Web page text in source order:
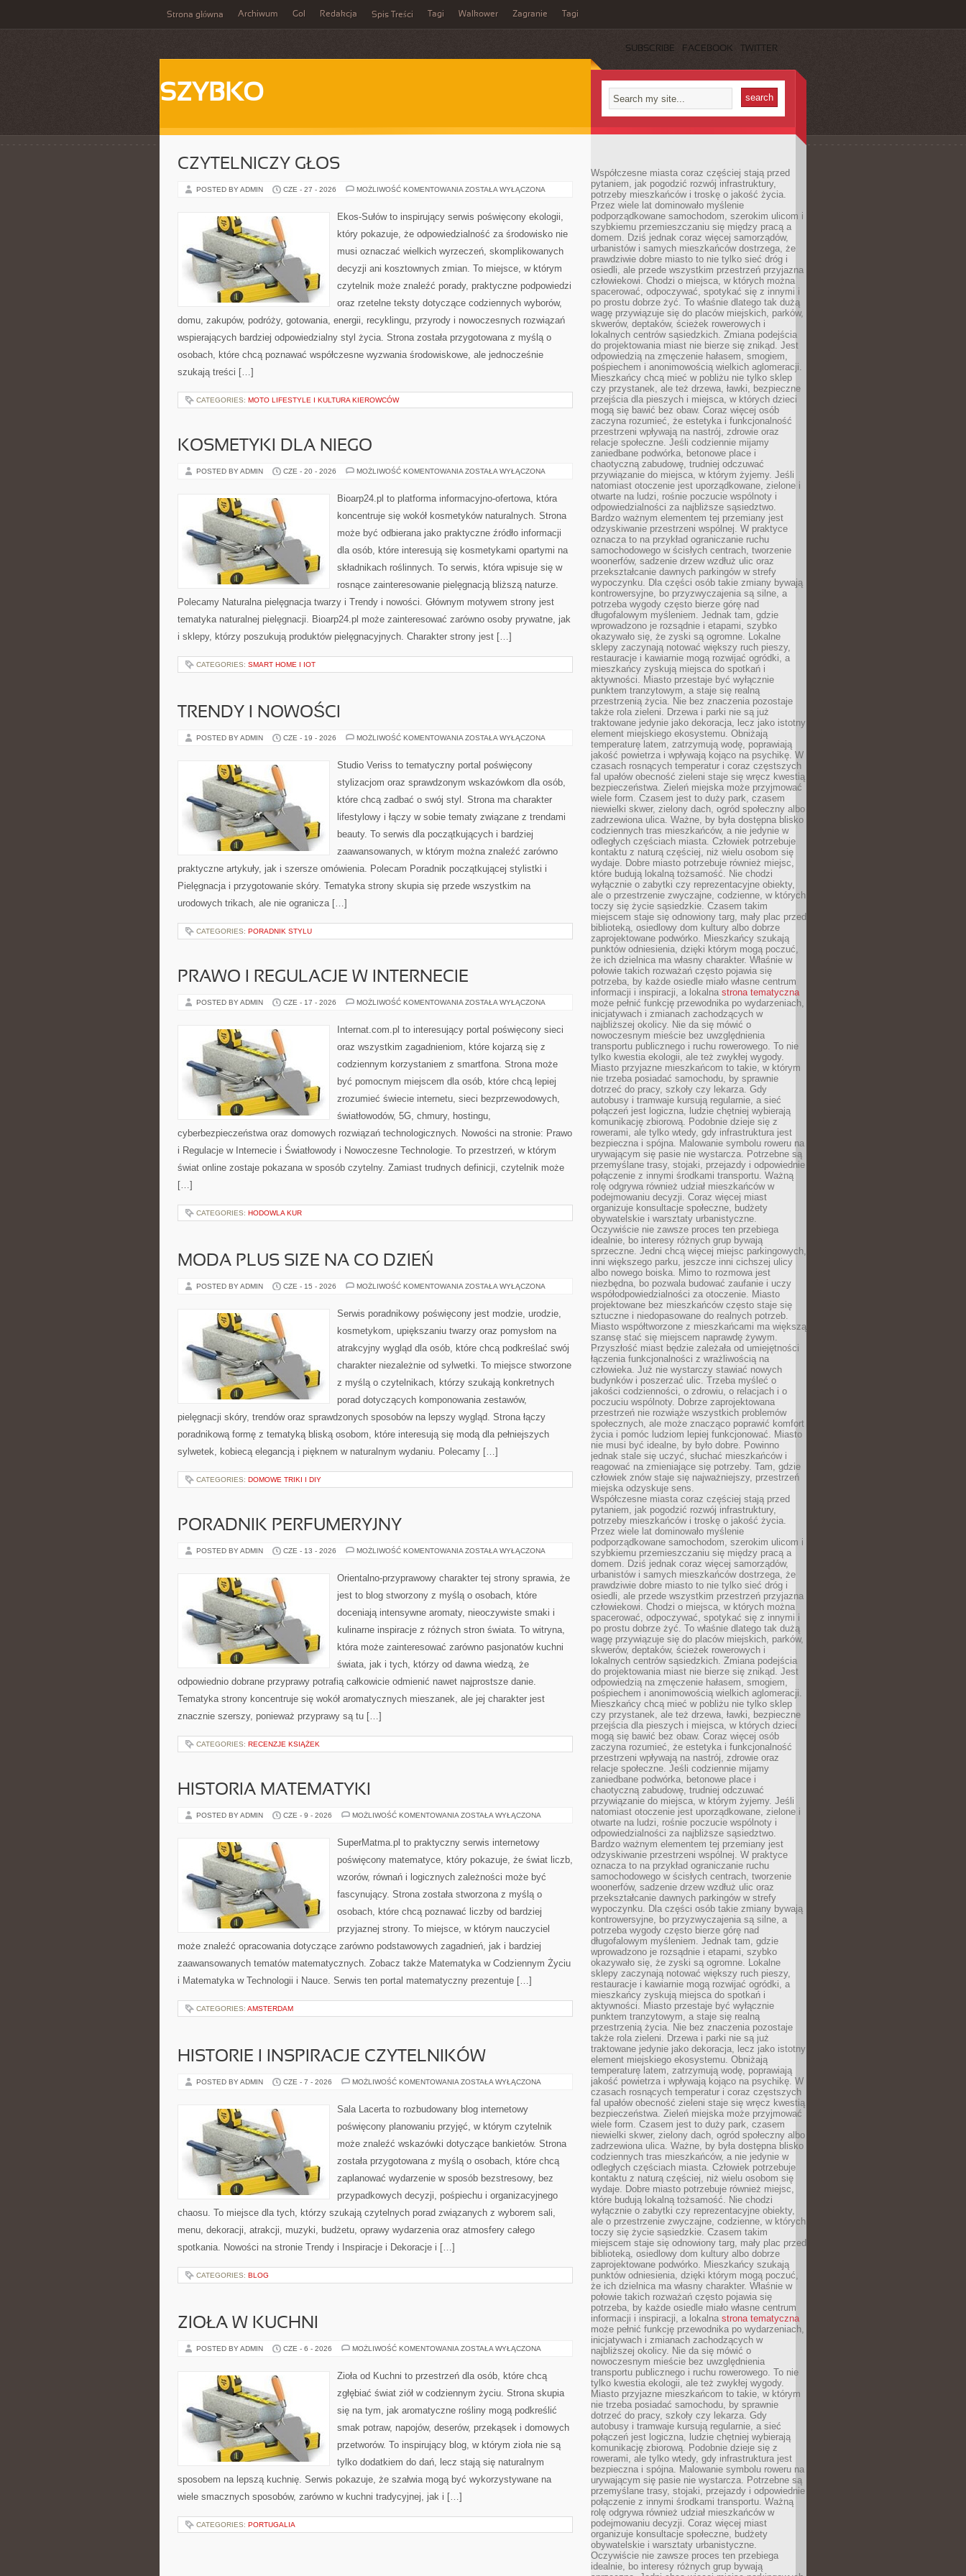
Strona główna Archiwum Gol Redakcja Spis Treści Tagi Walkower Zagranie Tagi
SUBSCRIBE FACEBOOK TWITTER
SZYBKO
CZYTELNICZY GŁOS
POSTED BY ADMIN CZE - 27 - 2026 MOŻLIWOŚĆ KOMENTOWANIA CZYTELNICZY
ZOSTAŁA WYŁĄCZONA
Ekos-Sułów to inspirujący serwis poświęcony ekologii,
który pokazuje, że odpowiedzialność za środowisko nie
musi oznaczać wielkich wyrzeczeń, skomplikowanych
decyzji ani kosztownych zmian. To miejsce, w którym
czytelnik może znaleźć porady, praktyczne podpowiedzi
oraz rzetelne teksty dotyczące codziennych wyborów,
domu, zakupów, podróży, gotowania, energii, recyklingu, przyrody i nowoczesnych rozwiązań
wspierających bardziej odpowiedzialny styl życia. Strona została przygotowana z myślą o
osobach, które chcą poznawać współczesne wyzwania środowiskowe, ale jednocześnie
szukają treści […]
CATEGORIES: MOTO LIFESTYLE I KULTURA KIEROWCÓW
KOSMETYKI DLA NIEGO
POSTED BY ADMIN CZE - 20 - 2026 MOŻLIWOŚĆ KOMENTOWANIA KOSMETYKI
ZOSTAŁA WYŁĄCZONA
Bioarp24.pl to platforma informacyjno-ofertowa, która
koncentruje się wokół kosmetyków naturalnych. Strona
może być odbierana jako praktyczne źródło informacji
dla osób, które interesują się kosmetykami opartymi na
składnikach roślinnych. To serwis, która wpisuje się w
rosnące zainteresowanie pielęgnacją bliższą naturze.
Polecamy Naturalna pielęgnacja twarzy i Trendy i nowości. Głównym motywem strony jest
tematyka naturalnej pielęgnacji. Bioarp24.pl może zainteresować zarówno osoby prywatne, jak
i sklepy, którzy poszukują produktów pielęgnacyjnych. Charakter strony jest […]
CATEGORIES: SMART HOME I IOT
TRENDY I NOWOŚCI
POSTED BY ADMIN CZE - 19 - 2026 MOŻLIWOŚĆ KOMENTOWANIA TRENDY
ZOSTAŁA WYŁĄCZONA
Studio Veriss to tematyczny portal poświęcony
stylizacjom oraz sprawdzonym wskazówkom dla osób,
które chcą zadbać o swój styl. Strona ma charakter
lifestylowy i łączy w sobie tematy związane z trendami
beauty. To serwis dla początkujących i bardziej
zaawansowanych, w którym można znaleźć zarówno
praktyczne artykuły, jak i szersze omówienia. Polecam Poradnik początkującej stylistki i
Pielęgnacja i przygotowanie skóry. Tematyka strony skupia się przede wszystkim na
urodowych trikach, ale nie ogranicza […]
CATEGORIES: PORADNIK STYLU
PRAWO I REGULACJE W INTERNECIE
POSTED BY ADMIN CZE - 17 - 2026 MOŻLIWOŚĆ KOMENTOWANIA PRAWO
INTERNECIE
ZOSTAŁA WYŁĄCZONA
Internat.com.pl to interesujący portal poświęcony sieci
oraz wszystkim zagadnieniom, które kojarzą się z
codziennym korzystaniem z smartfona. Strona może
być pomocnym miejscem dla osób, które chcą lepiej
zrozumieć świecie internetu, sieci bezprzewodowych,
światłowodów, 5G, chmury, hostingu,
cyberbezpieczeństwa oraz domowych rozwiązań technologicznych. Nowości na stronie: Prawo
i Regulacje w Internecie i Światłowody i Nowoczesne Technologie. To przestrzeń, w którym
świat online zostaje pokazana w sposób czytelny. Zamiast trudnych definicji, czytelnik może
[…]
CATEGORIES: HODOWLA KUR
MODA PLUS SIZE NA CO DZIEŃ
POSTED BY ADMIN CZE - 15 - 2026 MOŻLIWOŚĆ KOMENTOWANIA MODA
CO
ZOSTAŁA WYŁĄCZONA
Serwis poradnikowy poświęcony jest modzie, urodzie,
kosmetykom, upiększaniu twarzy oraz pomysłom na
atrakcyjny wygląd dla osób, które chcą podkreślać swój
charakter niezależnie od sylwetki. To miejsce stworzone
z myślą o czytelnikach, którzy szukają konkretnych
porad dotyczących komponowania zestawów,
pielęgnacji skóry, trendów oraz sprawdzonych sposobów na lepszy wygląd. Strona łączy
poradnikową formę z tematyką bliską osobom, które interesują się modą dla pełniejszych
sylwetek, kobiecą elegancją i pięknem w naturalnym wydaniu. Polecamy […]
CATEGORIES: DOMOWE TRIKI I DIY
PORADNIK PERFUMERYJNY
POSTED BY ADMIN CZE - 13 - 2026 MOŻLIWOŚĆ KOMENTOWANIA PORADNIK
ZOSTAŁA WYŁĄCZONA
Orientalno-przyprawowy charakter tej strony sprawia, że
jest to blog stworzony z myślą o osobach, które
doceniają intensywne aromaty, nieoczywiste smaki i
kulinarne inspiracje z różnych stron świata. To witryna,
która może zainteresować zarówno pasjonatów kuchni
świata, jak i tych, którzy od dawna wiedzą, że
odpowiednio dobrane przyprawy potrafią całkowicie odmienić nawet najprostsze danie.
Tematyka strony koncentruje się wokół aromatycznych mieszanek, ale jej charakter jest
znacznie szerszy, ponieważ przyprawy są tu […]
CATEGORIES: RECENZJE KSIĄŻEK
HISTORIA MATEMATYKI
POSTED BY ADMIN CZE - 9 - 2026 MOŻLIWOŚĆ KOMENTOWANIA HISTORIA
ZOSTAŁA WYŁĄCZONA
SuperMatma.pl to praktyczny serwis internetowy
poświęcony matematyce, który pokazuje, że świat liczb,
wzorów, równań i logicznych zależności może być
fascynujący. Strona została stworzona z myślą o
osobach, które chcą poznawać liczby od bardziej
przyjaznej strony. To miejsce, w którym nauczyciel
może znaleźć opracowania dotyczące zarówno podstawowych zagadnień, jak i bardziej
zaawansowanych tematów matematycznych. Zobacz także Matematyka w Codziennym Życiu
i Matematyka w Technologii i Nauce. Serwis ten portal matematyczny prezentuje […]
CATEGORIES: AMSTERDAM
HISTORIE I INSPIRACJE CZYTELNIKÓW
POSTED BY ADMIN CZE - 7 - 2026 MOŻLIWOŚĆ KOMENTOWANIA HISTORIE
CZYTELNIKÓW
ZOSTAŁA WYŁĄCZONA
Sala Lacerta to rozbudowany blog internetowy
poświęcony planowaniu przyjęć, w którym czytelnik
może znaleźć wskazówki dotyczące bankietów. Strona
została przygotowana z myślą o osobach, które chcą
zaplanować wydarzenie w sposób bezstresowy, bez
przypadkowych decyzji, pośpiechu i organizacyjnego
chaosu. To miejsce dla tych, którzy szukają czytelnych porad związanych z wyborem sali,
menu, dekoracji, atrakcji, muzyki, budżetu, oprawy wydarzenia oraz atmosfery całego
spotkania. Nowości na stronie Trendy i Inspiracje i Dekoracje i […]
CATEGORIES: BLOG
ZIOŁA W KUCHNI
POSTED BY ADMIN CZE - 6 - 2026 MOŻLIWOŚĆ KOMENTOWANIA ZIOŁA
ZOSTAŁA WYŁĄCZONA
Zioła od Kuchni to przestrzeń dla osób, które chcą
zgłębiać świat ziół w codziennym życiu. Strona skupia
się na tym, jak aromatyczne rośliny mogą podkreślić
smak potraw, napojów, deserów, przekąsek i domowych
przetworów. To inspirujący blog, w którym zioła nie są
tylko dodatkiem do dań, lecz stają się naturalnym
sposobem na lepszą kuchnię. Serwis pokazuje, że szałwia mogą być wykorzystywane na
wiele smacznych sposobów, zarówno w kuchni tradycyjnej, jak i […]
CATEGORIES: PORTUGALIA
Współczesne miasta coraz częściej stają przed
pytaniem, jak pogodzić rozwój infrastruktury,
potrzeby mieszkańców i troskę o jakość życia.
Przez wiele lat dominowało myślenie
podporządkowane samochodom, szerokim ulicom i
szybkiemu przemieszczaniu się między pracą a
domem. Dziś jednak coraz więcej samorządów,
urbanistów i samych mieszkańców dostrzega, że
prawdziwie dobre miasto to nie tylko sieć dróg i
osiedli, ale przede wszystkim przestrzeń przyjazna
człowiekowi. Chodzi o miejsca, w których można
spacerować, odpoczywać, spotykać się z innymi i
po prostu dobrze żyć. To właśnie dlatego tak dużą
wagę przywiązuje się do placów miejskich, parków,
skwerów, deptaków, ścieżek rowerowych i
lokalnych centrów sąsiedzkich. Zmiana podejścia
do projektowania miast nie bierze się znikąd. Jest
odpowiedzią na zmęczenie hałasem, smogiem,
pośpiechem i anonimowością wielkich aglomeracji.
Mieszkańcy chcą mieć w pobliżu nie tylko sklep
czy przystanek, ale też drzewa, ławki, bezpieczne
przejścia dla pieszych i miejsca, w których dzieci
mogą się bawić bez obaw. Coraz więcej osób
zaczyna rozumieć, że estetyka i funkcjonalność
przestrzeni wpływają na nastrój, zdrowie oraz
relacje społeczne. Jeśli codziennie mijamy
zaniedbane podwórka, betonowe place i
chaotyczną zabudowę, trudniej odczuwać
przywiązanie do miejsca, w którym żyjemy. Jeśli
natomiast otoczenie jest uporządkowane, zielone i
otwarte na ludzi, rośnie poczucie wspólnoty i
odpowiedzialności za najbliższe sąsiedztwo.
Bardzo ważnym elementem tej przemiany jest
odzyskiwanie przestrzeni wspólnej. W praktyce
oznacza to na przykład ograniczanie ruchu
samochodowego w ścisłych centrach, tworzenie
woonerfów, sadzenie drzew wzdłuż ulic oraz
przekształcanie dawnych parkingów w strefy
wypoczynku. Dla części osób takie zmiany bywają
kontrowersyjne, bo przyzwyczajenia są silne, a
potrzeba wygody często bierze górę nad
długofalowym myśleniem. Jednak tam, gdzie
wprowadzono je rozsądnie i etapami, szybko
okazywało się, że zyski są ogromne. Lokalne
sklepy zaczynają notować większy ruch pieszy,
restauracje i kawiarnie mogą rozwijać ogródki, a
mieszkańcy zyskują miejsca do spotkań i
aktywności. Miasto przestaje być wyłącznie
punktem tranzytowym, a staje się realną
przestrzenią życia. Nie bez znaczenia pozostaje
także rola zieleni. Drzewa i parki nie są już
traktowane jedynie jako dekoracja, lecz jako istotny
element miejskiego ekosystemu. Obniżają
temperaturę latem, zatrzymują wodę, poprawiają
jakość powietrza i wpływają kojąco na psychikę. W
czasach rosnących temperatur i coraz częstszych
fal upałów obecność zieleni staje się wręcz kwestią
bezpieczeństwa. Zieleń miejska może przyjmować
wiele form. Czasem jest to duży park, czasem
niewielki skwer, zielony dach, ogród społeczny albo
zadrzewiona ulica. Ważne, by była dostępna blisko
codziennych tras mieszkańców, a nie jedynie w
odległych częściach miasta. Człowiek potrzebuje
kontaktu z naturą częściej, niż wielu osobom się
wydaje. Dobre miasto potrzebuje również miejsc,
które budują lokalną tożsamość. Nie chodzi
wyłącznie o zabytki czy reprezentacyjne obiekty,
ale o przestrzenie zwyczajne, codzienne, w których
toczy się życie sąsiedzkie. Czasem takim
miejscem staje się odnowiony targ, mały plac przed
biblioteką, osiedlowy dom kultury albo dobrze
zaprojektowane podwórko. Mieszkańcy szukają
punktów odniesienia, dzięki którym mogą poczuć,
że ich dzielnica ma własny charakter. Właśnie w
połowie takich rozważań często pojawia się
potrzeba, by każde osiedle miało własne centrum
informacji i inspiracji, a lokalna strona tematyczna
może pełnić funkcję przewodnika po wydarzeniach,
inicjatywach i zmianach zachodzących w
najbliższej okolicy. Nie da się mówić o
nowoczesnym mieście bez uwzględnienia
transportu publicznego i ruchu rowerowego. To nie
tylko kwestia ekologii, ale też zwykłej wygody.
Miasto przyjazne mieszkańcom to takie, w którym
nie trzeba posiadać samochodu, by sprawnie
dotrzeć do pracy, szkoły czy lekarza. Gdy
autobusy i tramwaje kursują regularnie, a sieć
połączeń jest logiczna, ludzie chętniej wybierają
komunikację zbiorową. Podobnie dzieje się z
rowerami, ale tylko wtedy, gdy infrastruktura jest
bezpieczna i spójna. Malowanie symbolu roweru na
urywającym się pasie nie wystarcza. Potrzebne są
przemyślane trasy, stojaki, przejazdy i odpowiednie
połączenie z innymi środkami transportu. Ważną
rolę odgrywa również udział mieszkańców w
podejmowaniu decyzji. Coraz więcej miast
organizuje konsultacje społeczne, budżety
obywatelskie i warsztaty urbanistyczne.
Oczywiście nie zawsze proces ten przebiega
idealnie, bo interesy różnych grup bywają
sprzeczne. Jedni chcą więcej miejsc parkingowych,
inni większego parku, jeszcze inni cichszej ulicy
albo nowego boiska. Mimo to rozmowa jest
niezbędna, bo pozwala budować zaufanie i uczy
współodpowiedzialności za otoczenie. Miasto
projektowane bez mieszkańców często staje się
sztuczne i niedopasowane do realnych potrzeb.
Miasto współtworzone z mieszkańcami ma większą
szansę stać się miejscem naprawdę żywym.
Przyszłość miast będzie zależała od umiejętności
łączenia funkcjonalności z wrażliwością na
człowieka. Już nie wystarczy stawiać nowych
budynków i poszerzać ulic. Trzeba myśleć o
jakości codzienności, o zdrowiu, o relacjach i o
poczuciu wspólnoty. Dobrze zaprojektowana
przestrzeń nie rozwiąże wszystkich problemów
społecznych, ale może znacząco poprawić komfort
życia i pomóc ludziom lepiej funkcjonować. Miasto
nie musi być idealne, by było dobre. Powinno
jednak stale się uczyć, słuchać mieszkańców i
reagować na zmieniające się potrzeby. Tam, gdzie
człowiek znów staje się najważniejszy, przestrzeń
miejska odzyskuje sens.
Współczesne miasta coraz częściej stają przed
pytaniem, jak pogodzić rozwój infrastruktury,
potrzeby mieszkańców i troskę o jakość życia.
Przez wiele lat dominowało myślenie
podporządkowane samochodom, szerokim ulicom i
szybkiemu przemieszczaniu się między pracą a
domem. Dziś jednak coraz więcej samorządów,
urbanistów i samych mieszkańców dostrzega, że
prawdziwie dobre miasto to nie tylko sieć dróg i
osiedli, ale przede wszystkim przestrzeń przyjazna
człowiekowi. Chodzi o miejsca, w których można
spacerować, odpoczywać, spotykać się z innymi i
po prostu dobrze żyć. To właśnie dlatego tak dużą
wagę przywiązuje się do placów miejskich, parków,
skwerów, deptaków, ścieżek rowerowych i
lokalnych centrów sąsiedzkich. Zmiana podejścia
do projektowania miast nie bierze się znikąd. Jest
odpowiedzią na zmęczenie hałasem, smogiem,
pośpiechem i anonimowością wielkich aglomeracji.
Mieszkańcy chcą mieć w pobliżu nie tylko sklep
czy przystanek, ale też drzewa, ławki, bezpieczne
przejścia dla pieszych i miejsca, w których dzieci
mogą się bawić bez obaw. Coraz więcej osób
zaczyna rozumieć, że estetyka i funkcjonalność
przestrzeni wpływają na nastrój, zdrowie oraz
relacje społeczne. Jeśli codziennie mijamy
zaniedbane podwórka, betonowe place i
chaotyczną zabudowę, trudniej odczuwać
przywiązanie do miejsca, w którym żyjemy. Jeśli
natomiast otoczenie jest uporządkowane, zielone i
otwarte na ludzi, rośnie poczucie wspólnoty i
odpowiedzialności za najbliższe sąsiedztwo.
Bardzo ważnym elementem tej przemiany jest
odzyskiwanie przestrzeni wspólnej. W praktyce
oznacza to na przykład ograniczanie ruchu
samochodowego w ścisłych centrach, tworzenie
woonerfów, sadzenie drzew wzdłuż ulic oraz
przekształcanie dawnych parkingów w strefy
wypoczynku. Dla części osób takie zmiany bywają
kontrowersyjne, bo przyzwyczajenia są silne, a
potrzeba wygody często bierze górę nad
długofalowym myśleniem. Jednak tam, gdzie
wprowadzono je rozsądnie i etapami, szybko
okazywało się, że zyski są ogromne. Lokalne
sklepy zaczynają notować większy ruch pieszy,
restauracje i kawiarnie mogą rozwijać ogródki, a
mieszkańcy zyskują miejsca do spotkań i
aktywności. Miasto przestaje być wyłącznie
punktem tranzytowym, a staje się realną
przestrzenią życia. Nie bez znaczenia pozostaje
także rola zieleni. Drzewa i parki nie są już
traktowane jedynie jako dekoracja, lecz jako istotny
element miejskiego ekosystemu. Obniżają
temperaturę latem, zatrzymują wodę, poprawiają
jakość powietrza i wpływają kojąco na psychikę. W
czasach rosnących temperatur i coraz częstszych
fal upałów obecność zieleni staje się wręcz kwestią
bezpieczeństwa. Zieleń miejska może przyjmować
wiele form. Czasem jest to duży park, czasem
niewielki skwer, zielony dach, ogród społeczny albo
zadrzewiona ulica. Ważne, by była dostępna blisko
codziennych tras mieszkańców, a nie jedynie w
odległych częściach miasta. Człowiek potrzebuje
kontaktu z naturą częściej, niż wielu osobom się
wydaje. Dobre miasto potrzebuje również miejsc,
które budują lokalną tożsamość. Nie chodzi
wyłącznie o zabytki czy reprezentacyjne obiekty,
ale o przestrzenie zwyczajne, codzienne, w których
toczy się życie sąsiedzkie. Czasem takim
miejscem staje się odnowiony targ, mały plac przed
biblioteką, osiedlowy dom kultury albo dobrze
zaprojektowane podwórko. Mieszkańcy szukają
punktów odniesienia, dzięki którym mogą poczuć,
że ich dzielnica ma własny charakter. Właśnie w
połowie takich rozważań często pojawia się
potrzeba, by każde osiedle miało własne centrum
informacji i inspiracji, a lokalna strona tematyczna
może pełnić funkcję przewodnika po wydarzeniach,
inicjatywach i zmianach zachodzących w
najbliższej okolicy. Nie da się mówić o
nowoczesnym mieście bez uwzględnienia
transportu publicznego i ruchu rowerowego. To nie
tylko kwestia ekologii, ale też zwykłej wygody.
Miasto przyjazne mieszkańcom to takie, w którym
nie trzeba posiadać samochodu, by sprawnie
dotrzeć do pracy, szkoły czy lekarza. Gdy
autobusy i tramwaje kursują regularnie, a sieć
połączeń jest logiczna, ludzie chętniej wybierają
komunikację zbiorową. Podobnie dzieje się z
rowerami, ale tylko wtedy, gdy infrastruktura jest
bezpieczna i spójna. Malowanie symbolu roweru na
urywającym się pasie nie wystarcza. Potrzebne są
przemyślane trasy, stojaki, przejazdy i odpowiednie
połączenie z innymi środkami transportu. Ważną
rolę odgrywa również udział mieszkańców w
podejmowaniu decyzji. Coraz więcej miast
organizuje konsultacje społeczne, budżety
obywatelskie i warsztaty urbanistyczne.
Oczywiście nie zawsze proces ten przebiega
idealnie, bo interesy różnych grup bywają